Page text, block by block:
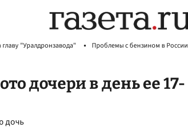
"Уралдронзавода" Проблемы с бензином в России
дочери в день ее 17-
дочь